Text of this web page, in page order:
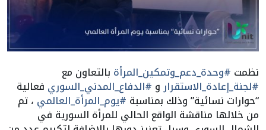
نظمت #وحدة_دعم_وتمكين_المرأة بالتعاون مع
#لجنة_إعادة_الاستقرارو #الدفاع_المدني_السوري فعالية
“حوارات نسائية” وذلك بمناسبة #يوم_المرأة_العالمي ، تم
من خلالها مناقشة الواقع الحالي للمرأة السورية في